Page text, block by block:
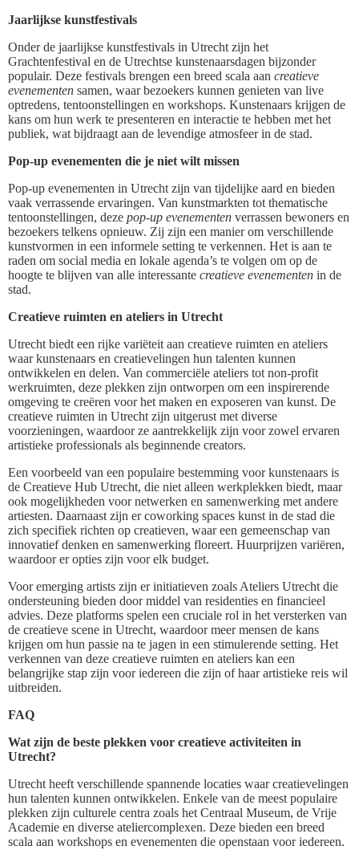
Jaarlijkse kunstfestivals
Onder de jaarlijkse kunstfestivals in Utrecht zijn het
Grachtenfestival en de Utrechtse kunstenaarsdagen bijzonder
populair. Deze festivals brengen een breed scala aan creatieve
evenementen samen, waar bezoekers kunnen genieten van live
optredens, tentoonstellingen en workshops. Kunstenaars krijgen de
kans om hun werk te presenteren en interactie te hebben met het
publiek, wat bijdraagt aan de levendige atmosfeer in de stad.
Pop-up evenementen die je niet wilt missen
Pop-up evenementen in Utrecht zijn van tijdelijke aard en bieden
vaak verrassende ervaringen. Van kunstmarkten tot thematische
tentoonstellingen, deze pop-up evenementen verrassen bewoners en
bezoekers telkens opnieuw. Zij zijn een manier om verschillende
kunstvormen in een informele setting te verkennen. Het is aan te
raden om social media en lokale agenda’s te volgen om op de
hoogte te blijven van alle interessante creatieve evenementen in de
stad.
Creatieve ruimten en ateliers in Utrecht
Utrecht biedt een rijke variëteit aan creatieve ruimten en ateliers
waar kunstenaars en creatievelingen hun talenten kunnen
ontwikkelen en delen. Van commerciële ateliers tot non-profit
werkruimten, deze plekken zijn ontworpen om een inspirerende
omgeving te creëren voor het maken en exposeren van kunst. De
creatieve ruimten in Utrecht zijn uitgerust met diverse
voorzieningen, waardoor ze aantrekkelijk zijn voor zowel ervaren
artistieke professionals als beginnende creators.
Een voorbeeld van een populaire bestemming voor kunstenaars is
de Creatieve Hub Utrecht, die niet alleen werkplekken biedt, maar
ook mogelijkheden voor netwerken en samenwerking met andere
artiesten. Daarnaast zijn er coworking spaces kunst in de stad die
zich specifiek richten op creatieven, waar een gemeenschap van
innovatief denken en samenwerking floreert. Huurprijzen variëren,
waardoor er opties zijn voor elk budget.
Voor emerging artists zijn er initiatieven zoals Ateliers Utrecht die
ondersteuning bieden door middel van residenties en financieel
advies. Deze platforms spelen een cruciale rol in het versterken van
de creatieve scene in Utrecht, waardoor meer mensen de kans
krijgen om hun passie na te jagen in een stimulerende setting. Het
verkennen van deze creatieve ruimten en ateliers kan een
belangrijke stap zijn voor iedereen die zijn of haar artistieke reis wil
uitbreiden.
FAQ
Wat zijn de beste plekken voor creatieve activiteiten in
Utrecht?
Utrecht heeft verschillende spannende locaties waar creatievelingen
hun talenten kunnen ontwikkelen. Enkele van de meest populaire
plekken zijn culturele centra zoals het Centraal Museum, de Vrije
Academie en diverse ateliercomplexen. Deze bieden een breed
scala aan workshops en evenementen die openstaan voor iedereen.